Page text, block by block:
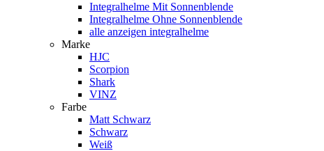
Integralhelme Mit Sonnenblende
Integralhelme Ohne Sonnenblende
alle anzeigen integralhelme
Marke
HJC
Scorpion
Shark
VINZ
Farbe
Matt Schwarz
Schwarz
Weiß